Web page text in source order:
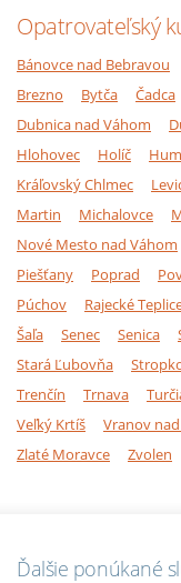
Opatrovateľský
Bánovce nad Bebravou
Brezno
Bytča Čadca
Dubnica nad Váhom
Hlohovec
Holíč
Kráľovský Chlmec
Martin
Michalovce
Nové Mesto nad Váhom
Piešťany
Poprad
Púchov
Rajecké
Šaľa
Senec Senica
Stará Ľubovňa
Trenčín
Trnava
Veľký Krtíš
Vranov
Zlaté Moravce
Zvolen
Ďalšie ponúkané